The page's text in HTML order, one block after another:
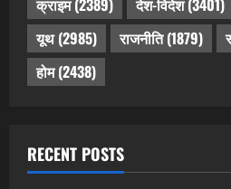
क्राइम(2389) देश-विदेश(3401)
यूथ(2985) राजनीति(1879)
होम(2438)
RECENT POSTS